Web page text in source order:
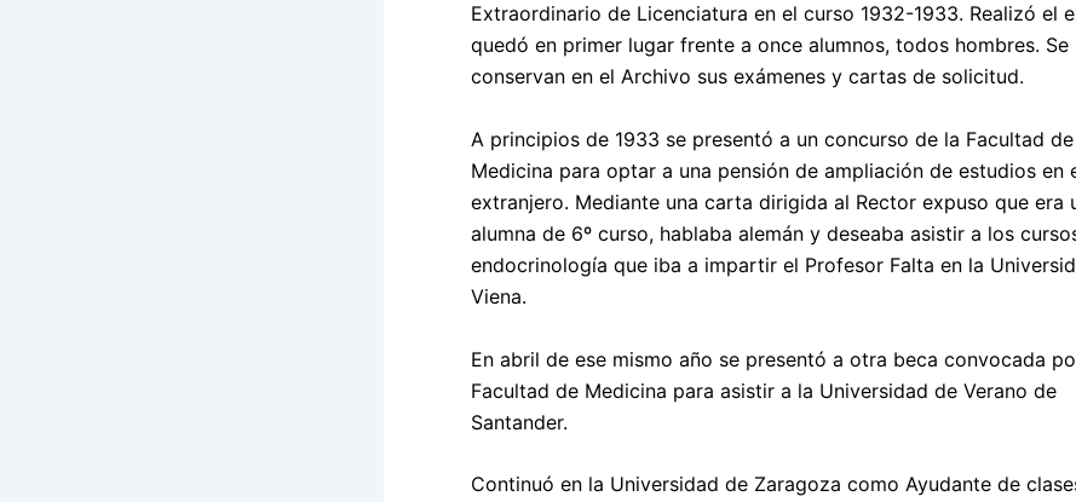
Extraordinario de Licenciatura en el curso 1932-1933. Realizó el
quedó en primer lugar frente a once alumnos, todos hombres. Se
conservan en el Archivo sus exámenes y cartas de solicitud.
A principios de 1933 se presentó a un concurso de la Facultad de
Medicina para optar a una pensión de ampliación de estudios en
extranjero. Mediante una carta dirigida al Rector expuso que era
alumna de 6º curso, hablaba alemán y deseaba asistir a los
endocrinología que iba a impartir el Profesor Falta en la
Viena.
En abril de ese mismo año se presentó a otra beca convocada
Facultad de Medicina para asistir a la Universidad de Verano de
Santander.
Continuó en la Universidad de Zaragoza como Ayudante de